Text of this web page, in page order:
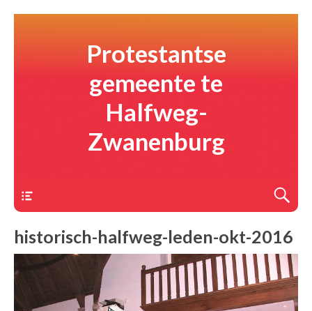
Protestantse
gemeente te
Halfweg-
Zwanenburg
historisch-halfweg-leden-okt-2016